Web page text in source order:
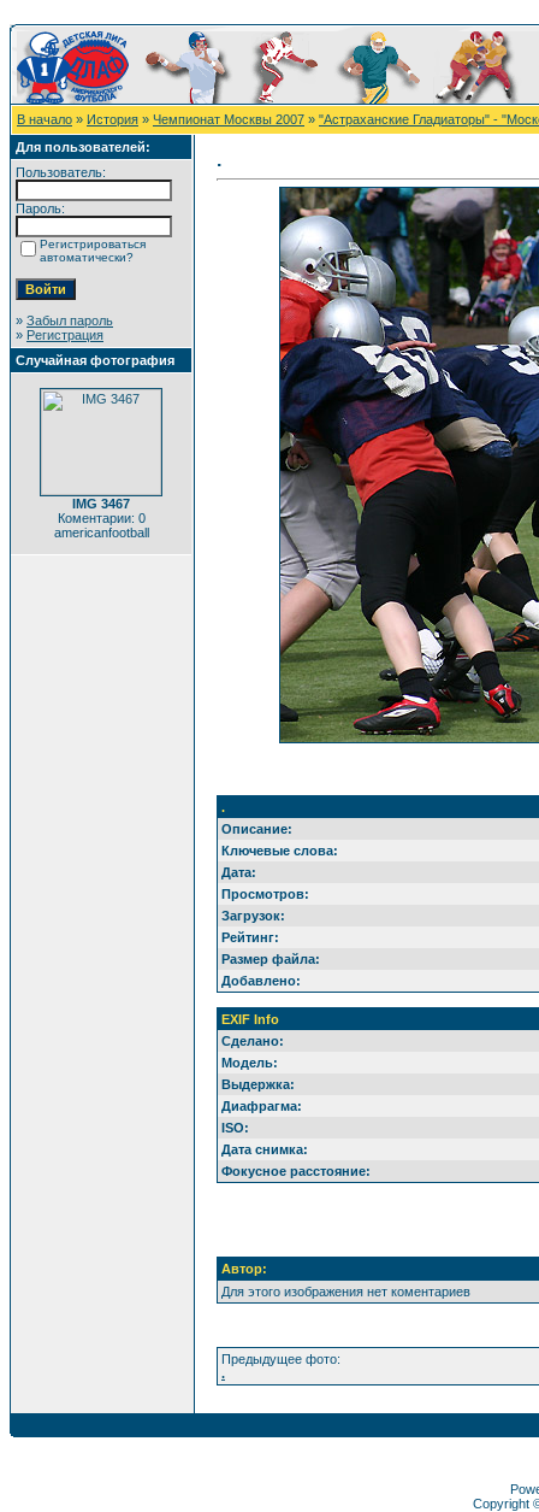
В начало » История » Чемпионат Москвы 2007 » "Астраханские Гладиаторы" -
Для пользователей:
Пользователь:
Пароль:
Регистрироваться
автоматически?
» Забыл пароль
» Регистрация
Случайная фотография
IMG 3467
Коментарии: 0
americanfootball
.
.
Описание:
Ключевые слова:
Дата:
Просмотров:
Загрузок:
Рейтинг:
Размер файла:
Добавлено:
EXIF Info
Сделано:
Модель:
Выдержка:
Диафрагма:
ISO:
Дата снимка:
Фокусное расстояние:
Автор:
Для этого изображения нет коментариев
Предыдущее фото:
.
Copyright